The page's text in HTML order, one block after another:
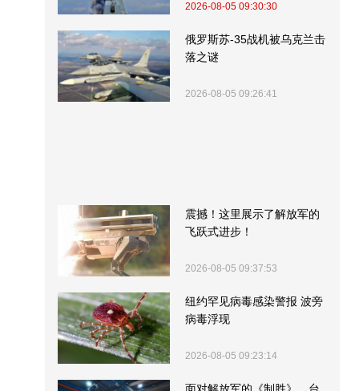
2026-08-05 09:30:30
俄罗斯苏-35战机被乌克兰击
落之谜
2026-08-05 09:26:41
震撼！这里展示了解放军的
飞跃式进步！
2026-08-05 09:37:53
纽约罕见病毒感染警报 波旁
病毒浮现
2026-08-05 09:23:14